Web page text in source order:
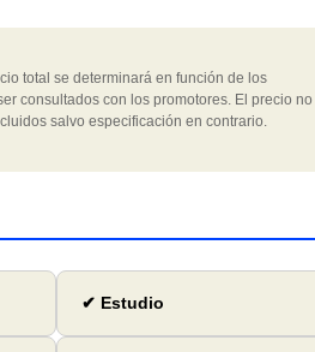
total se determinará en función de los
consultados con los promotores. El precio no
salvo especificación en contrario.
✔ Estudio